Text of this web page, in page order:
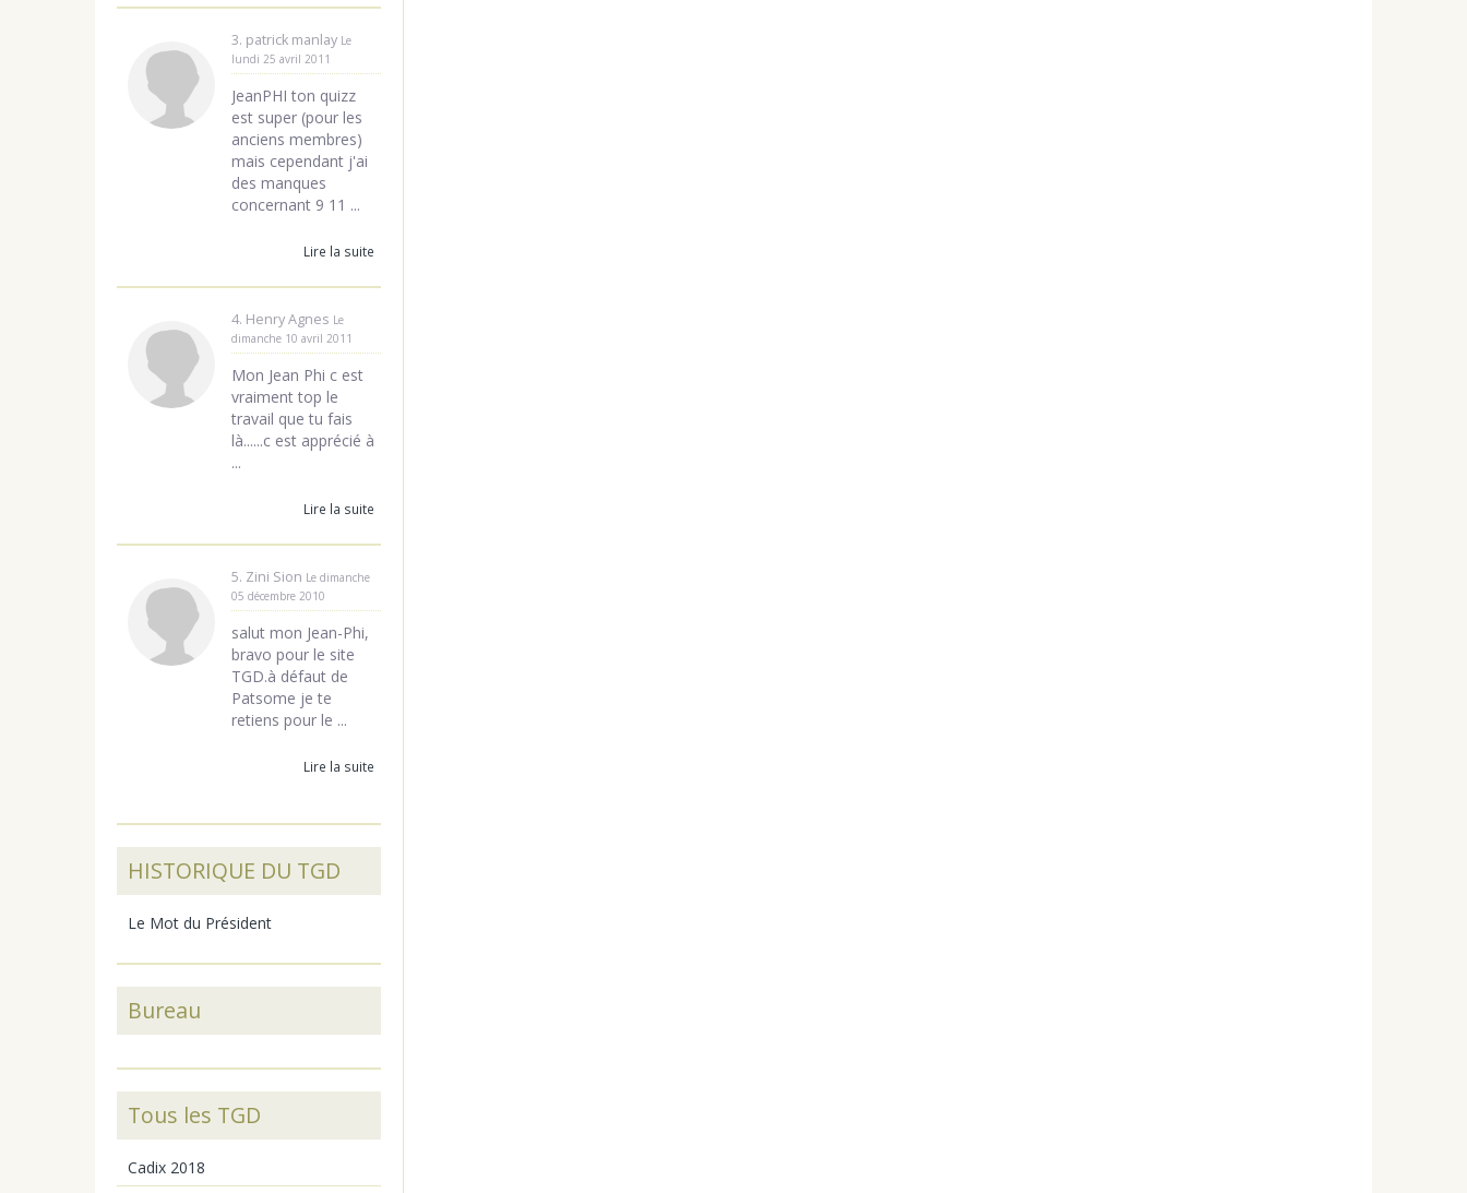
3. patrick manlay Le
lundi 25 avril 2011
JeanPHI ton quizz
est super (pour les
anciens membres)
mais cependant j'ai
des manques
concernant 9 11 ...
Lire la suite
4. Henry Agnes Le
dimanche 10 avril 2011
Mon Jean Phi c est
vraiment top le
travail que tu fais
là......c est apprécié à
...
Lire la suite
5. Zini Sion Le dimanche
05 décembre 2010
salut mon Jean-Phi,
bravo pour le site
TGD.à défaut de
Patsome je te
retiens pour le ...
Lire la suite
HISTORIQUE DU TGD
Le Mot du Président
Bureau
Tous les TGD
Cadix 2018